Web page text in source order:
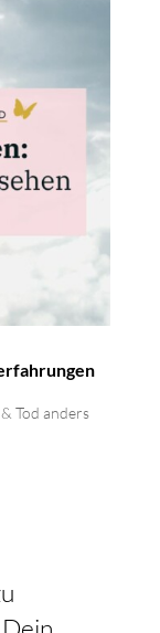
Tod anders